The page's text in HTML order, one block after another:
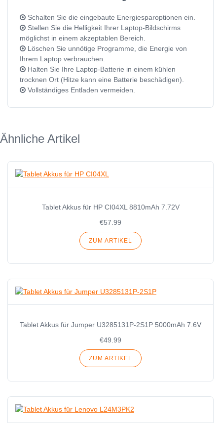
Schalten Sie die eingebaute Energiesparoptionen ein.
Stellen Sie die Helligkeit Ihrer Laptop-Bildschirms
möglichst in einem akzeptablen Bereich.
Löschen Sie unnötige Programme, die Energie von
Ihrem Laptop verbrauchen.
Halten Sie Ihre Laptop-Batterie in einem kühlen
trocknen Ort (Hitze kann eine Batterie beschädigen).
Vollständiges Entladen vermeiden.
Ähnliche Artikel
Tablet Akkus für HP CI04XL 8810mAh 7.72V
€57.99
ZUM ARTIKEL
Tablet Akkus für Jumper U3285131P-2S1P 5000mAh 7.6V
€49.99
ZUM ARTIKEL